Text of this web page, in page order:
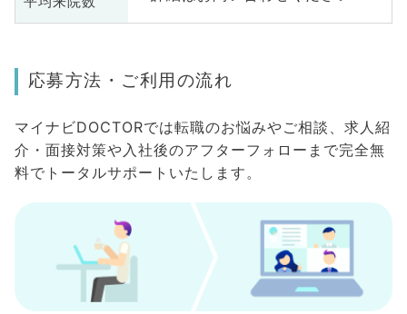
応募方法・ご利用の流れ
マイナビDOCTORでは転職のお悩みやご相談、求人紹
介・面接対策や入社後のアフターフォローまで完全無
料でトータルサポートいたします。